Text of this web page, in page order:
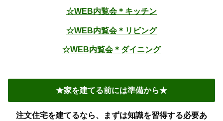
☆WEB内覧会＊キッチン
☆WEB内覧会＊リビング
☆WEB内覧会＊ダイニング
★家を建てる前には準備から★
注文住宅を建てるなら、まずは知識を習得する必要あ